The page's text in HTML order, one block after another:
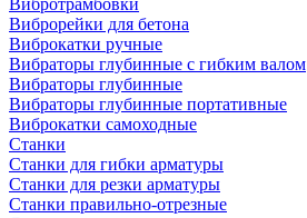
Вибротрамбовки
Виброрейки для бетона
Виброкатки ручные
Вибраторы глубинные с гибким валом
Вибраторы глубинные
Вибраторы глубинные портативные
Виброкатки самоходные
Станки
Станки для гибки арматуры
Станки для резки арматуры
Станки правильно-отрезные